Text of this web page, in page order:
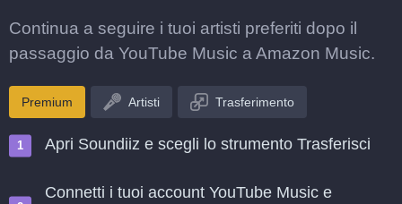
Continua a seguire i tuoi artisti preferiti dopo il
passaggio da YouTube Music a Amazon Music.
Premium Artisti Trasferimento
Apri Soundiiz e scegli lo strumento Trasferisci
Connetti i tuoi account YouTube Music e